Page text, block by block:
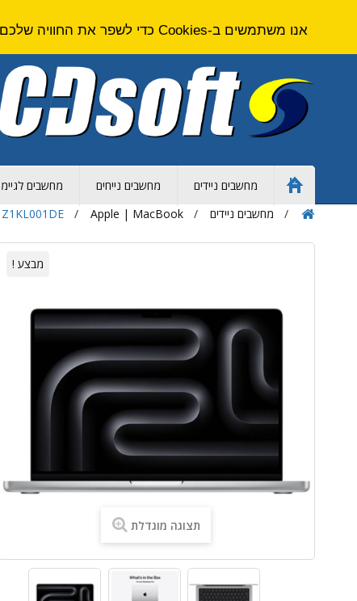
Home
Page
מחשבים ניידים מחשבים נייחים מחשבים
מחשבים ניידים
Apple | MacBook
מבצע !
תצוגה מוגדלת
אנו משתמשים ב-Cookies כדי לשפר את החוויה שלכם באתר. על ידי גלישה באתר זה אתם מסכימים ל